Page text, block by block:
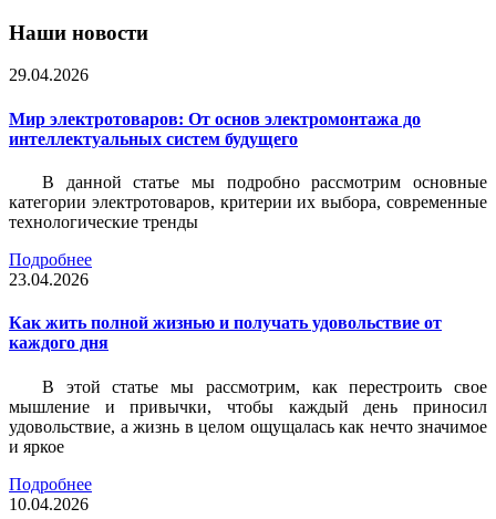
Наши новости
29.04.2026
Мир электротоваров: От основ электромонтажа до
интеллектуальных систем будущего
В данной статье мы подробно рассмотрим основные
категории электротоваров, критерии их выбора, современные
технологические тренды
Подробнее
23.04.2026
Как жить полной жизнью и получать удовольствие от
каждого дня
В этой статье мы рассмотрим, как перестроить свое
мышление и привычки, чтобы каждый день приносил
удовольствие, а жизнь в целом ощущалась как нечто значимое
и яркое
Подробнее
10.04.2026